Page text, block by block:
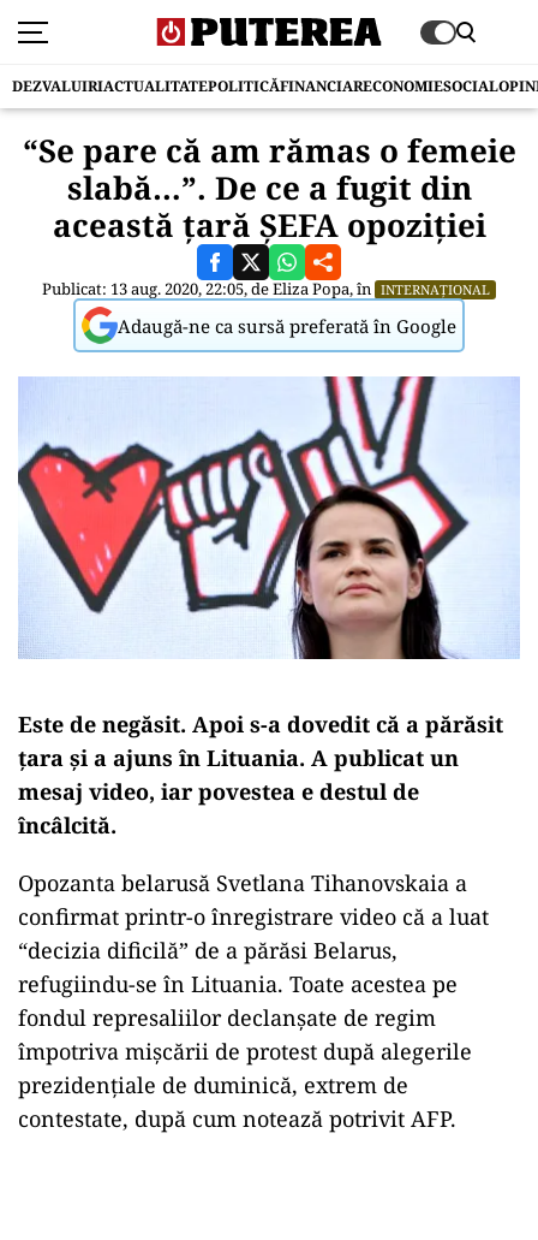
DEZVALUIRIACTUALITATEPOLITICĂFINANCIARECONOMIESOCIAL
“Se pare că am rămas o femeie
slabă…”. De ce a fugit din
această țară ȘEFA opoziției
Publicat: 13 aug. 2020, 22:05, deEliza Popa, în INTERNAȚIONAL
Adaugă-ne ca sursă preferată în Google
Este de negăsit. Apoi s-a dovedit că a părăsit
țara și a ajuns în Lituania. A publicat un
mesaj video, iar povestea e destul de
încâlcită.
Opozanta belarusă Svetlana Tihanovskaia a
confirmat printr-o înregistrare video că a luat
“decizia dificilă” de a părăsi Belarus,
refugiindu-se în Lituania. Toate acestea pe
fondul represaliilor declanşate de regim
împotriva mişcării de protest după alegerile
prezidenţiale de duminică, extrem de
contestate, după cum notează potrivit AFP.